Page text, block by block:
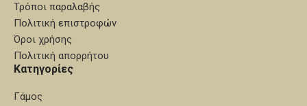
Τρόποι παραλαβής
Πολιτική επιστροφών
Όροι χρήσης
Πολιτική απορρήτου
Κατηγορίες
Γάμος